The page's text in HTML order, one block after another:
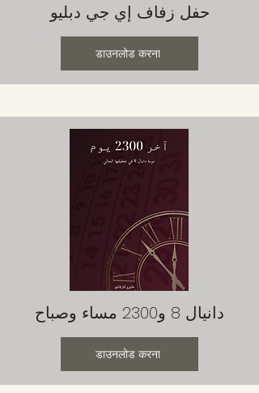
حفل زفاف إي جي دبليو
डाउनलोड करना
دانيال 8 و2300 مساء وصباح
डाउनलोड करना